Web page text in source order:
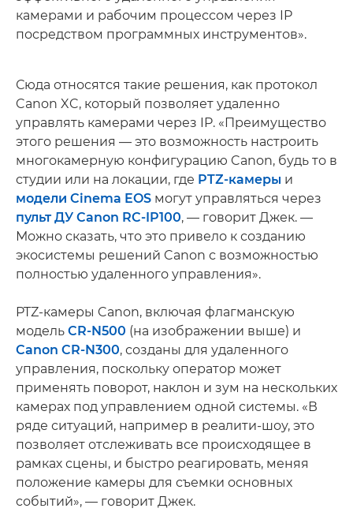
камерами и рабочим процессом через IP
посредством программных инструментов».
Сюда относятся такие решения, как протокол
Canon XC, который позволяет удаленно
управлять камерами через IP. «Преимущество
этого решения — это возможность настроить
многокамерную конфигурацию Canon, будь то в
студии или на локации, где PTZ-камеры и
модели Cinema EOS могут управляться через
пульт ДУ Canon RC-IP100, — говорит Джек. —
Можно сказать, что это привело к созданию
экосистемы решений Canon с возможностью
полностью удаленного управления».
PTZ-камеры Canon, включая флагманскую
модель CR-N500 (на изображении выше) и
Canon CR-N300, созданы для удаленного
управления, поскольку оператор может
применять поворот, наклон и зум на нескольких
камерах под управлением одной системы. «В
ряде ситуаций, например в реалити-шоу, это
позволяет отслеживать все происходящее в
рамках сцены, и быстро реагировать, меняя
положение камеры для съемки основных
событий», — говорит Джек.